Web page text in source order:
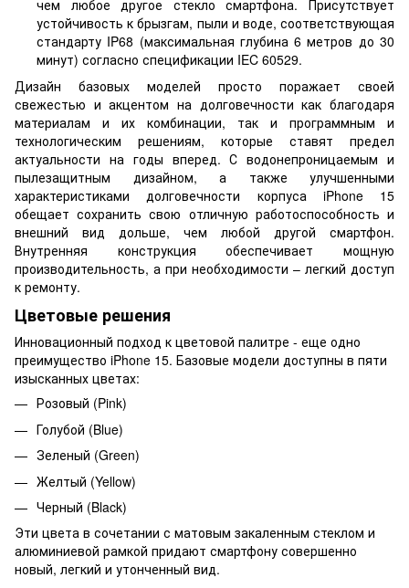
чем любое другое стекло смартфона. Присутствует
устойчивость к брызгам, пыли и воде, соответствующая
стандарту IP68 (максимальная глубина 6 метров до 30
минут) согласно спецификации IEC 60529.
Дизайн базовых моделей просто поражает своей
свежестью и акцентом на долговечности как благодаря
материалам и их комбинации, так и программным и
технологическим решениям, которые ставят предел
актуальности на годы вперед. С водонепроницаемым и
пылезащитным дизайном, а также улучшенными
характеристиками долговечности корпуса iPhone 15
обещает сохранить свою отличную работоспособность и
внешний вид дольше, чем любой другой смартфон.
Внутренняя конструкция обеспечивает мощную
производительность, а при необходимости – легкий доступ
к ремонту.
Цветовые решения
Инновационный подход к цветовой палитре - еще одно
преимущество iPhone 15. Базовые модели доступны в пяти
изысканных цветах:
Розовый (Pink)
Голубой (Blue)
Зеленый (Green)
Желтый (Yellow)
Черный (Black)
Эти цвета в сочетании с матовым закаленным стеклом и
алюминиевой рамкой придают смартфону совершенно
новый, легкий и утонченный вид.